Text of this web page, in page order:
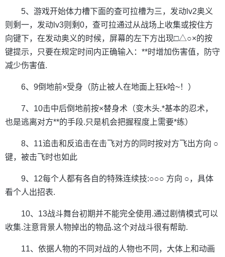
5、游戏开始体力槽下面的查可拉槽为三，发动lv2奥义
则剩一，发动lv3则剩0，查可拉通过从战场上收集或按住方
向键下，在发动奥义的时候，屏幕的左下方出现□△○×的按
键提示，只要在规定时间内正确输入：**时增加伤害值，防守
减少伤害值.
6、9倒地前×受身（防止被人在地面上狂k哈~！）
7、10击中后倒地前按×替身术（变木头.*基本的忍术，
也是逃离对方**的手段.只是机会把握程度上需要*练）
8、11追击和反追击在击飞对方的同时按对方飞出方向 ○
键，被击飞时也如此
9、12每个人都有各自的特殊连续技:○○○ 方向 ○，具体
看个人出招表.
10、13战斗舞台初期并不能完全使用.通过剧情模式可以
收集.注意背景人物掉出的物品.这个对战斗很有帮助.
11、依据人物的不同对战的人物也不同，大体上和动画